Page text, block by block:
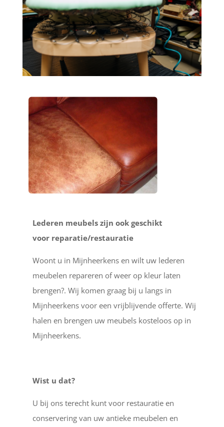
Lederen meubels zijn ook geschikt
voor reparatie/restauratie
Woont u in Mijnheerkens en wilt uw lederen
meubelen repareren of weer op kleur laten
brengen?. Wij komen graag bij u langs in
Mijnheerkens voor een vrijblijvende offerte. Wij
halen en brengen uw meubels kosteloos op in
Mijnheerkens.
Wist u dat?
U bij ons terecht kunt voor restauratie en
conservering van uw antieke meubelen en